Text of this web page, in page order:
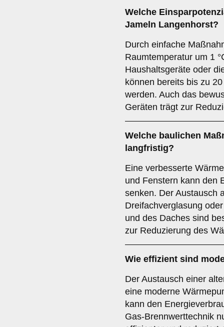
Welche
Jameln Langenhorst?
Durch einfache
Raumtemperatur um 1
Haushaltsgeräte oder
können bereits bis zu
werden. Auch das
Geräten trägt zur
Welche baulichen
langfristig?
Eine verbesserte
und Fenstern kann den
senken. Der Austausch
Dreifachverglasung
und des Daches sind
zur Reduzierung des
Wie effizient sind
Der Austausch einer
eine moderne
kann den
Gas-Brennwerttechnik